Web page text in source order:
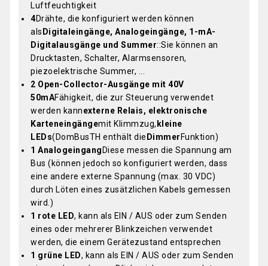
Luftfeuchtigkeit
4Drähte, die konfiguriert werden können
als Digitaleingänge, Analogeingänge, 1-mA-
Digitalausgänge und Summer::Sie können an
Drucktasten, Schalter, Alarmsensoren,
piezoelektrische Summer, ...
2 Open-Collector-Ausgänge mit 40V
50mAFähigkeit, die zur Steuerung verwendet
werden kannexterne Relais, elektronische
Karteneingängemit Klimmzug, kleine
LEDs(DomBusTH enthält die Dimmer Funktion)
1 Analogeingang Diese messen die Spannung am
Bus (können jedoch so konfiguriert werden, dass
eine andere externe Spannung (max. 30 VDC)
durch Löten eines zusätzlichen Kabels gemessen
wird.)
1 rote LED, kann als EIN / AUS oder zum Senden
eines oder mehrerer Blinkzeichen verwendet
werden, die einem Gerätezustand entsprechen
1 grüne LED, kann als EIN / AUS oder zum Senden